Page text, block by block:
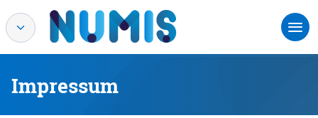
Impressum